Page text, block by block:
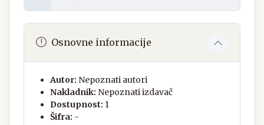
Osnovne informacije
Autor: Nepoznati autori
Nakladnik: Nepoznati izdavač
Dostupnost: 1
Šifra: -